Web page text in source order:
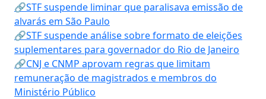
🔗STF suspende liminar que paralisava emissão de
alvarás em São Paulo
🔗STF suspende análise sobre formato de eleições
suplementares para governador do Rio de Janeiro
🔗CNJ e CNMP aprovam regras que limitam
remuneração de magistrados e membros do
Ministério Público